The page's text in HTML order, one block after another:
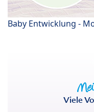
Baby Entwicklung -
Viele